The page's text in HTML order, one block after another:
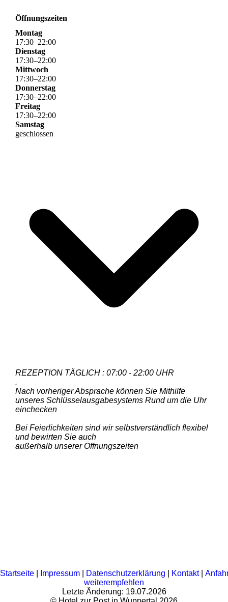
Öffnungszeiten
Montag
17:30–22:00
Dienstag
17:30–22:00
Mittwoch
17:30–22:00
Donnerstag
17:30–22:00
Freitag
17:30–22:00
Samstag
geschlossen
REZEPTION TÄGLICH : 07:00 - 22:00 UHR
.
Nach vorheriger Absprache können Sie Mithilfe
unseres Schlüsselausgabesystems Rund um die Uhr
einchecken
Bei Feierlichkeiten sind wir selbstverständlich flexibel
und bewirten Sie auch
außerhalb unserer Öffnungszeiten
Startseite Impressum Datenschutzerklärung Kontakt|
weiterempfehlen
Letzte Änderung: 19.07.2026